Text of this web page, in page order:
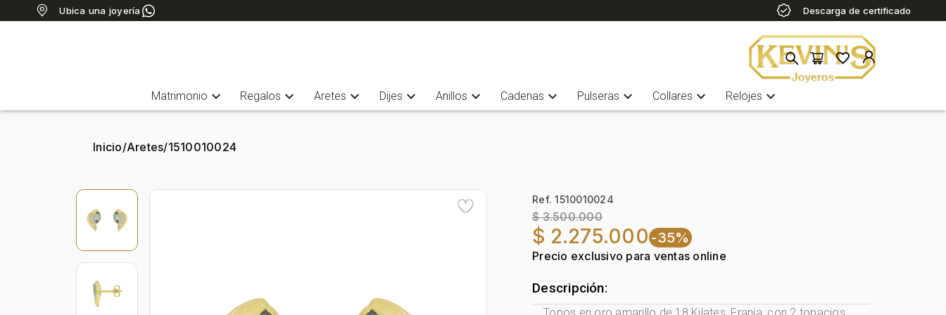
Ubica una joyería Descarga de certificado
Matrimonio expand_more Regalos expand_more Aretes expand_more Dijes expand_more Anillos expand_more Cadenas expand_more Pulseras expand_more Collares expand_more Relojes expand_more
Inicio/Aretes/1510010024
Ref. 1510010024
$ 3.500.000
$ 2.275.000 -35%
Precio exclusivo para ventas online
Descripción: